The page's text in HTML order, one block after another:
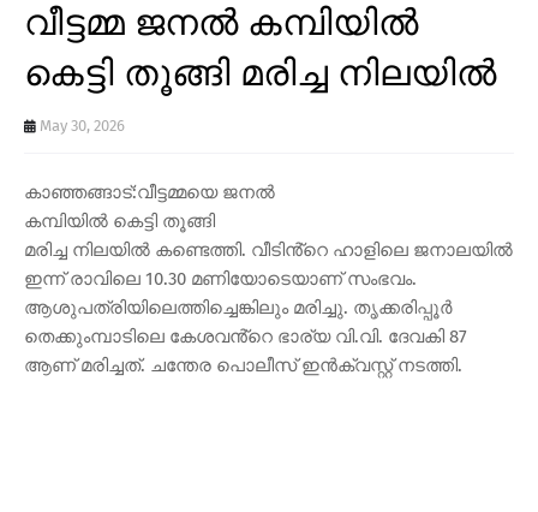
വീട്ടമ്മ ജനൽ കമ്പിയിൽ
കെട്ടി തൂങ്ങി മരിച്ച നിലയിൽ
May 30, 2026
കാഞ്ഞങ്ങാട്:വീട്ടമ്മയെ ജനൽ
കമ്പിയിൽ കെട്ടി തൂങ്ങി
മരിച്ച നിലയിൽ കണ്ടെത്തി. വീടിൻ്റെ ഹാളിലെ ജനാലയിൽ
ഇന്ന് രാവിലെ 10.30 മണിയോടെയാണ് സംഭവം.
ആശുപത്രിയിലെത്തിച്ചെങ്കിലും മരിച്ചു. തൃക്കരിപ്പൂർ
തെക്കുംമ്പാടിലെ കേശവൻ്റെ ഭാര്യ വി.വി. ദേവകി 87
ആണ് മരിച്ചത്. ചന്തേര പൊലീസ് ഇൻക്വസ്റ്റ് നടത്തി.